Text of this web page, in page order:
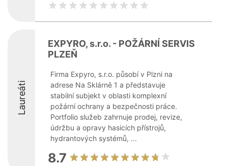
Laureáti
EXPYRO, s.r.o. - POŽÁRNÍ SERVIS
PLZEŇ
Firma Expyro, s.r.o. působí v Plzni na
adrese Na Sklárně 1 a představuje
stabilní subjekt v oblasti komplexní
požární ochrany a bezpečnosti práce.
Portfolio služeb zahrnuje prodej, revize,
údržbu a opravy hasicích přístrojů,
hydrantových systémů, ...
8.7